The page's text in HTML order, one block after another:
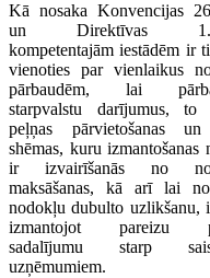
Kā nosaka Konvencijas
un Direktīvas
kompetentajām iestādēm ir
vienoties par vienlaikus
pārbaudēm, lai
starpvalstu darījumus, to
peļņas pārvietošanas
shēmas, kuru izmantošanas
ir izvairīšanās no
maksāšanas, kā arī lai
nodokļu dubulto uzlikšanu,
izmantojot pareizu
sadalījumu starp
uzņēmumiem.